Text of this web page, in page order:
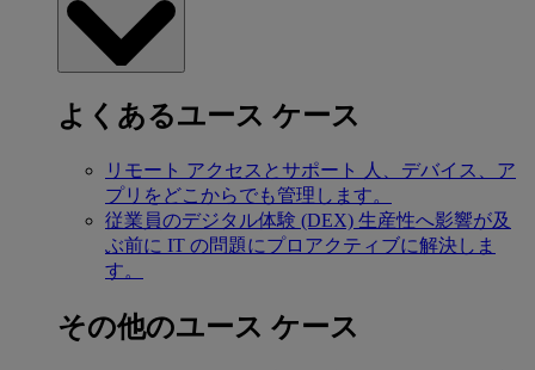
よくあるユース ケース
リモート アクセスとサポート
人、デバイス、ア
プリをどこからでも管理します。
従業員のデジタル体験 (DEX) 生産性へ影響が及
ぶ前に IT の問題にプロアクティブに解決しま
す。
その他のユース ケース